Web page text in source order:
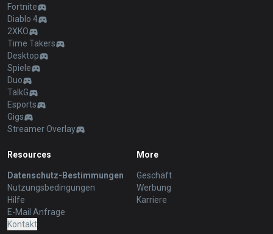
Fortnite
Diablo 4
2XKO
Time Takers
Desktop
Spiele
Duo
TalkG
Esports
Gigs
Streamer Overlay
Resources
Datenschutz-Bestimmungen
Nutzungsbedingungen
Hilfe
E-Mail Anfrage
Kontakt
More
Geschäft
Werbung
Karriere